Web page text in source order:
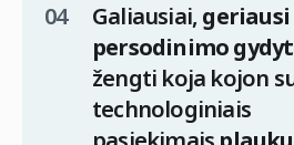
Galiausiai,
persodinimo
žengti koja kojon
technologiniais